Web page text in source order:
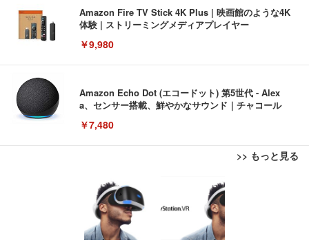
Amazon Fire TV Stick 4K Plus | 映画館のような4K
体験 | ストリーミングメディアプレイヤー
￥9,980
Amazon Echo Dot (エコードット) 第5世代 - Alex
a、センサー搭載、鮮やかなサウンド｜チャコール
￥7,480
>> もっと見る
[EdoErgo] オフィスチェア 椅子 テレワーク 疲れな
い 跳ね上げ式アームレスト コンパクト 約105度ロッ
キング pc 事務椅子 360度回転 座面昇降 強化ナイロ
ン樹脂ベース 通気性メッシュ 在宅ワーク H-WY01
(黒網+黒枠+黒足)
￥5,699
EIZO ビジネス向けプレミアムモニター | FlexScan
EV3240X-WT | 31.5型4K UHD・USB Type-C・ホワ
イト
￥105,595
Amazonベーシック ペットシーツ 薄型 レギュラー 1
回使い捨て 無香料 ホワイト 300枚
￥3,373